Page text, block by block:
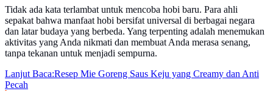
Tidak ada kata terlambat untuk mencoba hobi baru. Para ahli
sepakat bahwa manfaat hobi bersifat universal di berbagai negara
dan latar budaya yang berbeda. Yang terpenting adalah menemukan
aktivitas yang Anda nikmati dan membuat Anda merasa senang,
tanpa tekanan untuk menjadi sempurna.
Lanjut Baca:Resep Mie Goreng Saus Keju yang Creamy dan Anti
Pecah